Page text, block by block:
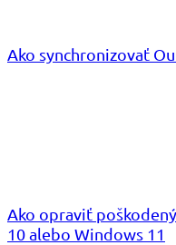
Ako synchronizovať
Ako opraviť
10 alebo Windows 11